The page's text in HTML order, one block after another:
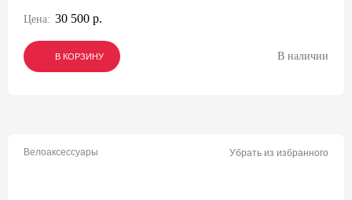
Цена: 30 500 р.
В КОРЗИНУ
В КОРЗИНУ
В КОРЗИНУ В наличии
Велоаксессуары Убрать из избранного